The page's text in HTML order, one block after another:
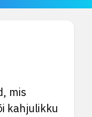
mis
kahjulikku